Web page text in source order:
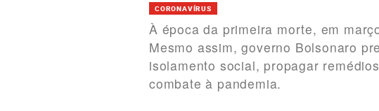
CORONAVÍRUS
À época da primeira morte, em
Mesmo assim, governo Bolsonaro
isolamento social, propagar
combate à pandemia.